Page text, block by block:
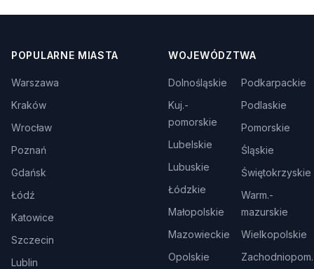
POPULARNE MIASTA
Warszawa
Kraków
Wrocław
Poznań
Gdańsk
Łódź
Katowice
Szczecin
Lublin
WOJEWÓDZTWA
Dolnośląskie
Kuj.-
pomorskie
Lubelskie
Lubuskie
Łódzkie
Małopolskie
Mazowieckie
Opolskie
Podkarpackie
Podlaskie
Pomorskie
Śląskie
Świętokrzyskie
Warm.-
mazurskie
Wielkopolskie
Zachodniopom.